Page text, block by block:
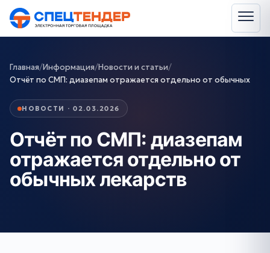
Главная/Информация/Новости и статьи/
Отчёт по СМП: диазепам отражается отдельно от обычных
НОВОСТИ · 02.03.2026
Отчёт по СМП: диазепам
отражается отдельно от
обычных лекарств